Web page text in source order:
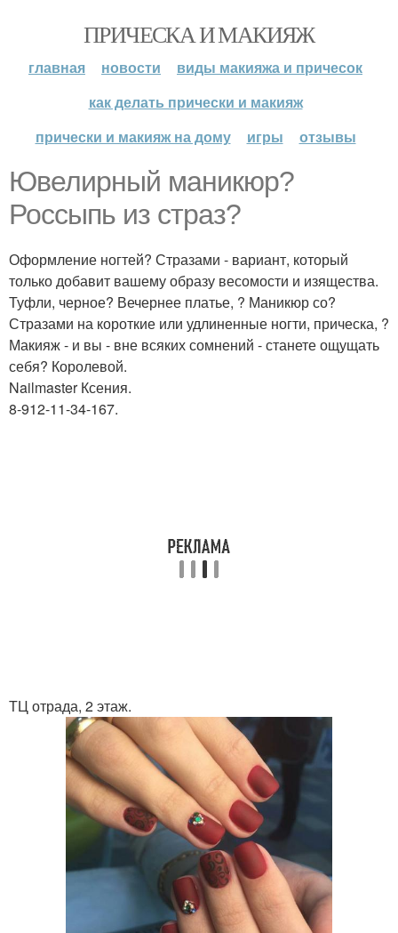
ПРИЧЕСКА И МАКИЯЖ
главная новости
виды макияжа и причесок
как делать прически и макияж
прически и макияж на дому
игры отзывы
Ювелирный маникюр?
Россыпь из страз?
Оформление ногтей? Стразами - вариант, который
только добавит вашему образу весомости и изящества.
Туфли, черное? Вечернее платье, ? Маникюр со?
Стразами на короткие или удлиненные ногти, прическа, ?
Макияж - и вы - вне всяких сомнений - станете ощущать
себя? Королевой.
Nailmaster Ксения.
8-912-11-34-167.
ТЦ отрада, 2 этаж.